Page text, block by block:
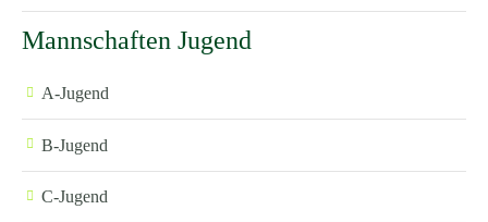
Mannschaften Jugend
A-Jugend
B-Jugend
C-Jugend